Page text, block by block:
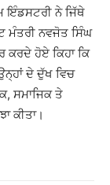
ਇੰਡਸਟਰੀ ਨੇ ਜਿੱਥੇ
ਮੰਤਰੀ ਨਵਜੋਤ ਸਿੰਘ
ਕਰਦੇ ਹੋਏ ਕਿਹਾ ਕਿ
ਦੇ ਦੁੱਖ ਵਿਚ
ਸਮਾਜਿਕ ਤੇ
ਕੀਤਾ।